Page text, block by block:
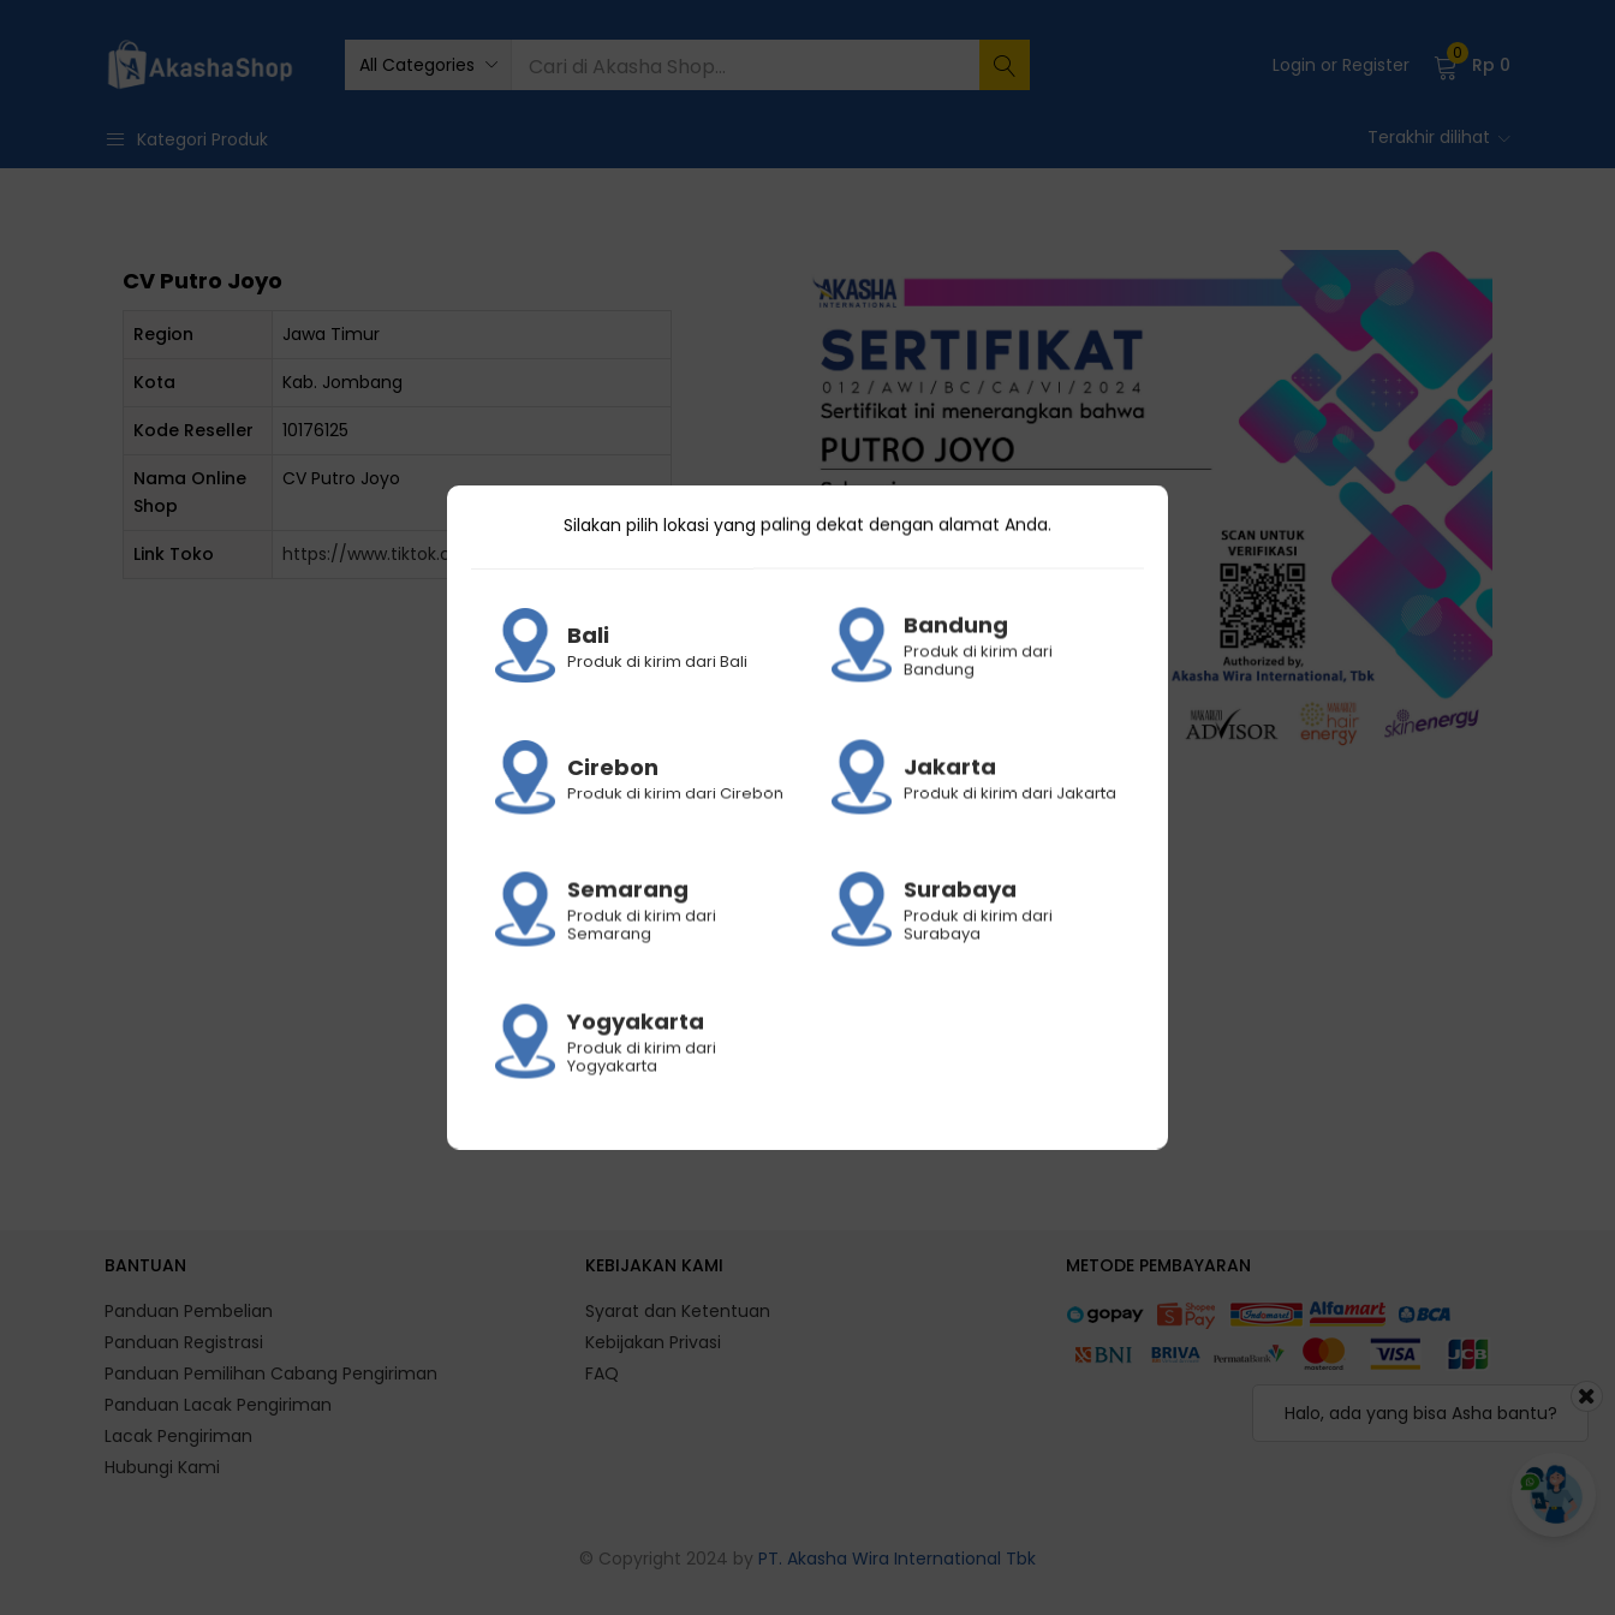
All Categories Login or Register
0
Rp 0
Kategori Produk Terakhir dilihat
CV Putro Joyo
Region
Jawa Timur
Kota
Kab. Jombang
Kode Reseller
10176125
Nama Online
Shop
CV Putro Joyo
Link Toko https://www.tiktok.com/@putrojoyokosmetik
Halo, ada yang bisa Asha bantu?
BANTUAN
Panduan Pembelian
Panduan Registrasi
Panduan Pemilihan Cabang Pengiriman
Panduan Lacak Pengiriman
Lacak Pengiriman
Hubungi Kami
KEBIJAKAN KAMI
Syarat dan Ketentuan
Kebijakan Privasi
FAQ
METODE PEMBAYARAN
© Copyright 2024 by PT. Akasha Wira International Tbk
Silakan pilih lokasi yang paling dekat dengan alamat Anda.
Bali
Produk di kirim dari Bali
Bandung
Produk di kirim dari
Bandung
Cirebon
Produk di kirim dari Cirebon
Jakarta
Produk di kirim dari Jakarta
Semarang
Produk di kirim dari
Semarang
Surabaya
Produk di kirim dari
Surabaya
Yogyakarta
Produk di kirim dari
Yogyakarta